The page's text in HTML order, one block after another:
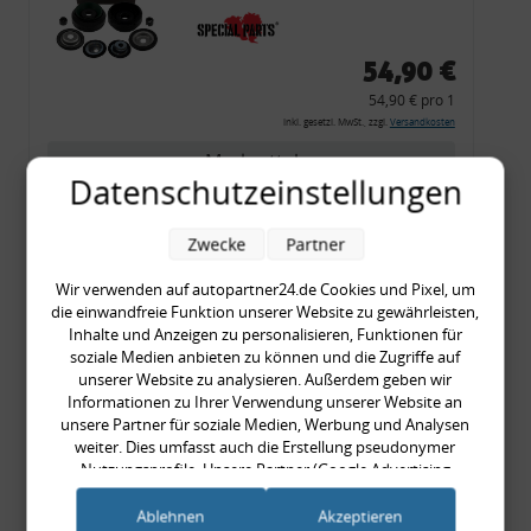
54,90 €
54,90 € pro 1
inkl. gesetzl. MwSt., zzgl. Versandkosten
Merkzettel
Zum Artikel
Rückleuchtenband mit
Blinker, rot, US-Ecken,
Audi 80 Cabrio, Typ 89,
OE-Nr.: 8G0945225 +
8G0945225C
999,99 €
999,99 € pro 1
Datenschutzeinstellungen
Wir verwenden auf autopartner24.de Cookies und Pixel, um
die einwandfreie Funktion unserer Website zu gewährleisten,
Inhalte und Anzeigen zu personalisieren, Funktionen für
soziale Medien anbieten zu können und die Zugriffe auf
unserer Website zu analysieren. Außerdem geben wir
Informationen zu Ihrer Verwendung unserer Website an
unsere Partner für soziale Medien, Werbung und Analysen
weiter. Dies umfasst auch die Erstellung pseudonymer
Nutzungsprofile. Unsere Partner (Google Advertising
Products) führen diese Informationen möglicherweise mit
weiteren Daten zusammen, die Sie ihnen bereitgestellt haben
Zwecke Partner
Ablehnen Akzeptieren